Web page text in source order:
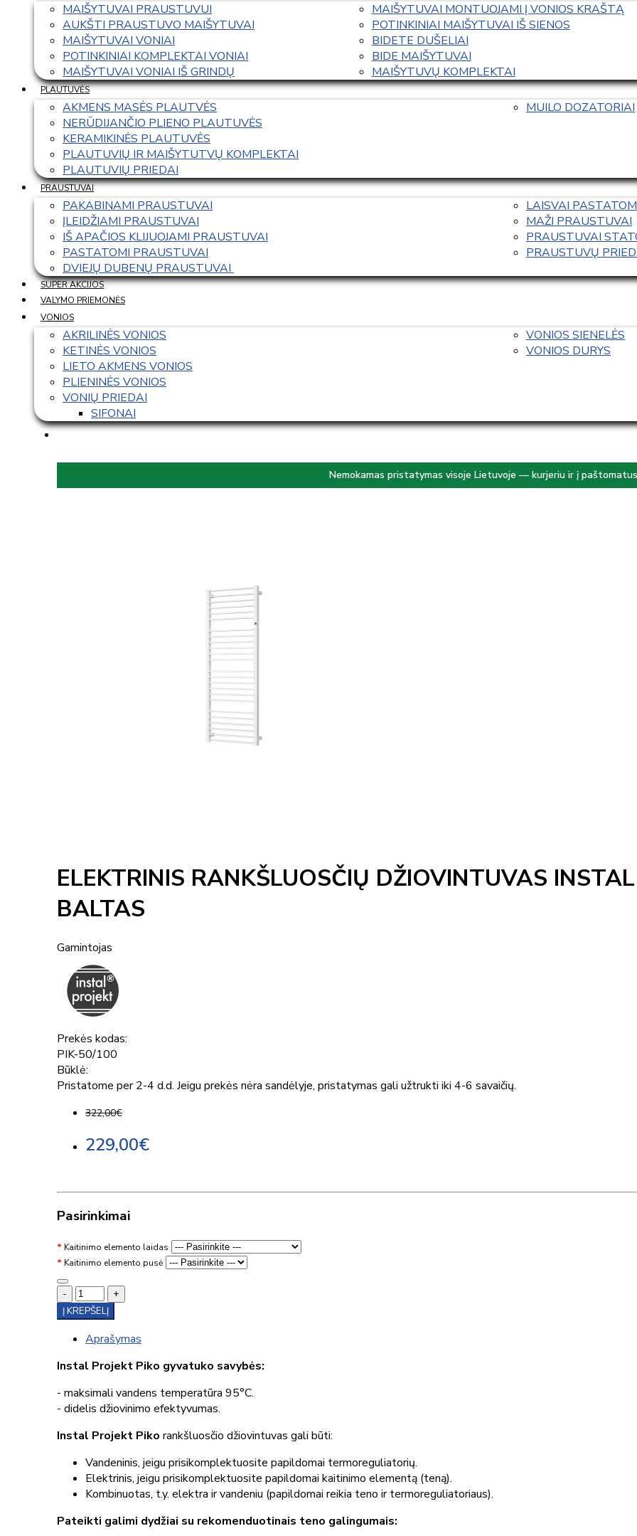
MAIŠYTUVAI PRAUSTUVUI
AUKŠTI PRAUSTUVO MAIŠYTUVAI
MAIŠYTUVAI VONIAI
POTINKINIAI KOMPLEKTAI VONIAI
MAIŠYTUVAI VONIAI IŠ GRINDŲ
MAIŠYTUVAI MONTUOJAMI Į VONIOS KRAŠTĄ
POTINKINIAI MAIŠYTUVAI IŠ SIENOS
BIDETE DUŠELIAI
BIDE MAIŠYTUVAI
MAIŠYTUVŲ KOMPLEKTAI
PLAUTUVĖS
AKMENS MASĖS PLAUTVĖS
NERŪDIJANČIO PLIENO PLAUTUVĖS
KERAMIKINĖS PLAUTUVĖS
PLAUTUVIŲ IR MAIŠYTUTVŲ KOMPLEKTAI
PLAUTUVIŲ PRIEDAI
MUILO DOZATORIAI
PRAUSTUVAI
PAKABINAMI PRAUSTUVAI
ĮLEIDŽIAMI PRAUSTUVAI
IŠ APAČIOS KLIJUOJAMI PRAUSTUVAI
PASTATOMI PRAUSTUVAI
DVIEJŲ DUBENŲ PRAUSTUVAI
LAISVAI
MAŽI PRAUSTUVAI
PRAUSTUVAI
PRAUSTUVŲ
SUPER AKCIJOS
VALYMO PRIEMONĖS
VONIOS
AKRILINĖS VONIOS
KETINĖS VONIOS
LIETO AKMENS VONIOS
PLIENINĖS VONIOS
VONIŲ PRIEDAI
SIFONAI
VONIOS SIENELĖS
VONIOS DURYS
Nemokamas pristatymas visoje Lietuvoje — kurjeriu ir į paštomatus
ELEKTRINIS RANKŠLUOSČIŲ DŽIOVINTUVAS
BALTAS
Gamintojas
Prekės kodas:
PIK-50/100
Būklė:
Pristatome per 2-4 d.d. Jeigu prekės nėra sandėlyje, pristatymas gali užtrukti iki 4-6 savaičių.
322,00€
229,00€
Pasirinkimai
Kaitinimo elemento laidas
Kaitinimo elemento pusė
-
+
Į KREPŠELĮ
Aprašymas
Instal Projekt Piko gyvatuko savybės:
- maksimali vandens temperatūra 95°C.
- didelis džiovinimo efektyvumas.
Instal Projekt Piko rankšluosčio džiovintuvas gali būti:
Vandeninis, jeigu prisikomplektuosite papildomai termoreguliatorių.
Elektrinis, jeigu prisikomplektuosite papildomai kaitinimo elementą (teną).
Kombinuotas, t.y. elektra ir vandeniu (papildomai reikia teno ir termoreguliatoriaus).
Pateikti galimi dydžiai su rekomenduotinais teno galingumais: